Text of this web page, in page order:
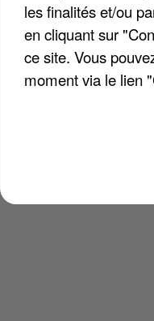
les finalités et/ou
en cliquant sur
ce site. Vous
moment via le lien